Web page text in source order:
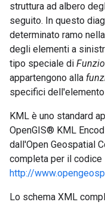
struttura ad albero
seguito. In questo
determinato ramo
degli elementi a
tipo speciale di
appartengono alla
specifici
KML è uno standard
OpenGIS® KML
dall'Open Geospatial
completa per il
http://
Lo schema XML